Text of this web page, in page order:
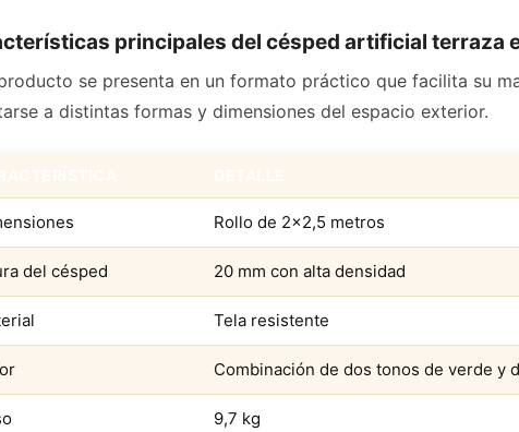
principales del césped artificial terraza
se presenta en un formato práctico que facilita su
a distintas formas y dimensiones del espacio exterior.
Rollo de 2×2,5 metros
del césped 20 mm con alta densidad
Tela resistente
Combinación de dos tonos de verde y
9,7 kg